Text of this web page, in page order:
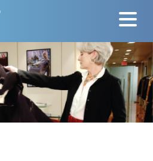
Críticas
News